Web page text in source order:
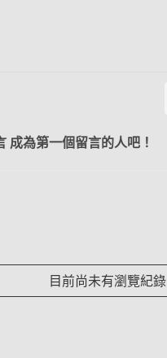
成為第一個留言的人吧！
目前尚未有瀏覽紀錄